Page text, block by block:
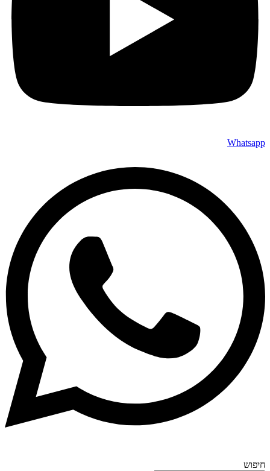
Whatsapp
חיפוש